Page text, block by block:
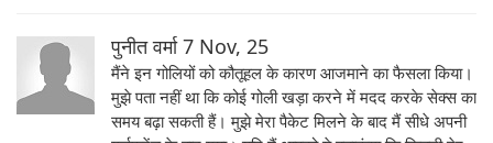
पुनीत वर्मा7 Nov, 25
मैंने इन गोलियों को कौतूहल के कारण आजमाने का फैसला किया।
मुझे पता नहीं था कि कोई गोली खड़ा करने में मदद करके सेक्स का
समय बढ़ा सकती हैं। मुझे मेरा पैकेट मिलने के बाद मैं सीधे अपनी